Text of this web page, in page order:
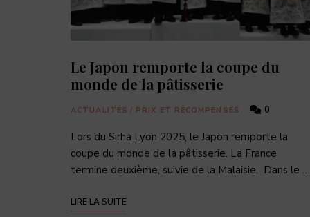
Le Japon remporte la coupe du
monde de la pâtisserie
ACTUALITÉS / PRIX ET RÉCOMPENSES 0
Lors du Sirha Lyon 2025, le Japon remporte la
coupe du monde de la pâtisserie. La France
termine deuxième, suivie de la Malaisie. Dans le …
LIRE LA SUITE